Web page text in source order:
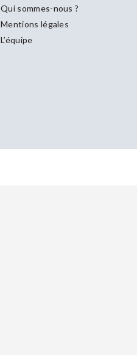
Qui sommes-nous ?
Mentions légales
L’équipe